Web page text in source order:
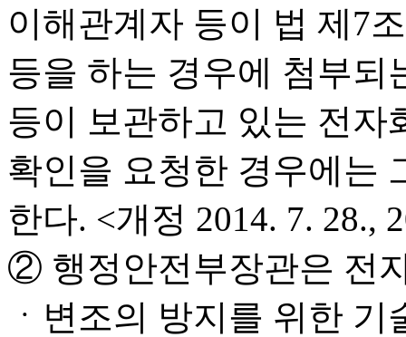
이해관계자 등이 법 제7
등을 하는 경우에 첨부되
등이 보관하고 있는 전자
확인을 요청한 경우에는
한다. <개정 2014. 7. 28.,
② 행정안전부장관은 전
ㆍ변조의 방지를 위한